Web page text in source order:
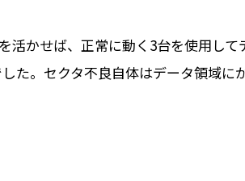
活かせば、正常に動く3台を使用し
た。セクタ不良自体はデータ領域